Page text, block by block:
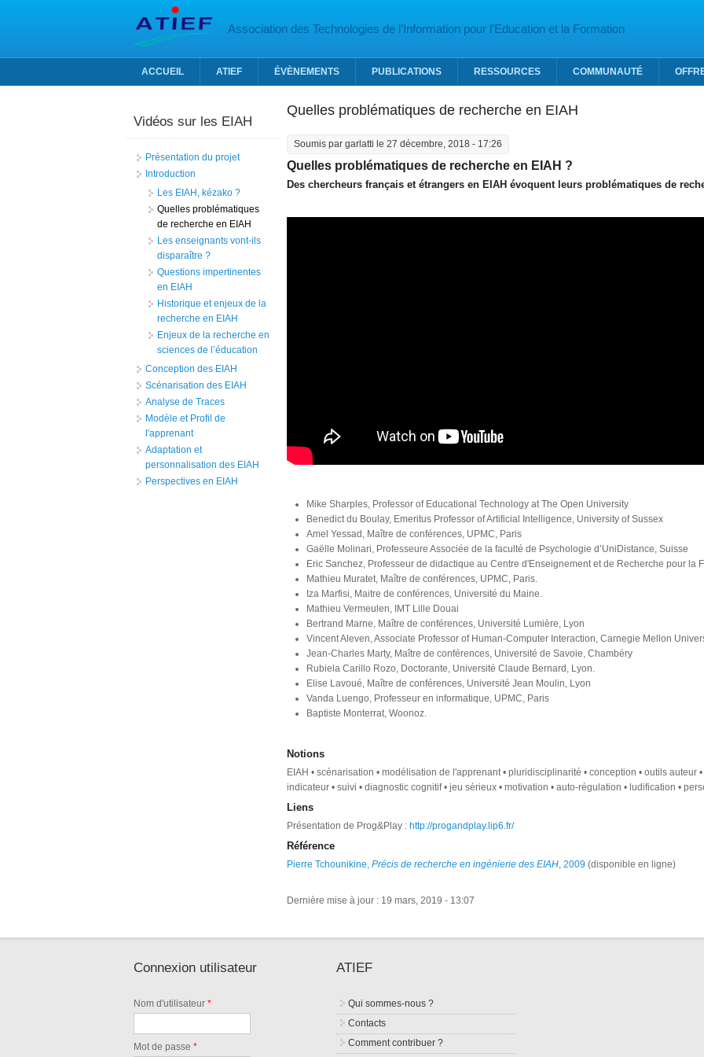
Association des Technologies de l’Information pour l’Education et la Formation
ACCUEIL ATIEF ÉVÈNEMENTS PUBLICATIONS RESSOURCES COMMUNAUTÉ
Quelles problématiques de recherche en EIAH
Soumis par garlatti le 27 décembre, 2018 - 17:26
Quelles problématiques de recherche en EIAH ?
Des chercheurs français et étrangers en EIAH évoquent leurs problématiques de
Mike Sharples, Professor of Educational Technology at The Open University
Benedict du Boulay, Emeritus Professor of Artificial Intelligence, University of Sussex
Amel Yessad, Maître de conférences, UPMC, Paris
Gaëlle Molinari, Professeure Associée de la faculté de Psychologie d’UniDistance, Suisse
Eric Sanchez, Professeur de didactique au Centre d'Enseignement et de Recherche pour la
Mathieu Muratet, Maître de conférences, UPMC, Paris.
Iza Marfisi, Maitre de conférences, Université du Maine.
Mathieu Vermeulen, IMT Lille Douai
Bertrand Marne, Maître de conférences, Université Lumière, Lyon
Vincent Aleven, Associate Professor of Human-Computer Interaction, Carnegie Mellon
Jean-Charles Marty, Maître de conférences, Université de Savoie, Chambéry
Rubiela Carillo Rozo, Doctorante, Université Claude Bernard, Lyon.
Elise Lavoué, Maître de conférences, Université Jean Moulin, Lyon
Vanda Luengo, Professeur en informatique, UPMC, Paris
Baptiste Monterrat, Woonoz.
Notions
EIAH • scénarisation • modélisation de l'apprenant • pluridisciplinarité • conception • outils auteur
indicateur • suivi • diagnostic cognitif • jeu sérieux • motivation • auto-régulation • ludification •
Liens
Présentation de Prog&Play : http://progandplay.lip6.fr/
Référence
Pierre Tchounikine, Précis de recherche en ingénierie des EIAH, 2009 (disponible en ligne)
Dernière mise à jour : 19 mars, 2019 - 13:07
Vidéos sur les EIAH
Présentation du projet
Introduction
Les EIAH, kézako ?
Quelles problématiques
de recherche en EIAH
Les enseignants vont-ils
disparaître ?
Questions impertinentes
en EIAH
Historique et enjeux de la
recherche en EIAH
Enjeux de la recherche en
sciences de l’éducation
Conception des EIAH
Scénarisation des EIAH
Analyse de Traces
Modèle et Profil de
l'apprenant
Adaptation et
personnalisation des EIAH
Perspectives en EIAH
Connexion utilisateur
Nom d'utilisateur*
Mot de passe*
ATIEF
Qui sommes-nous ?
Contacts
Comment contribuer ?